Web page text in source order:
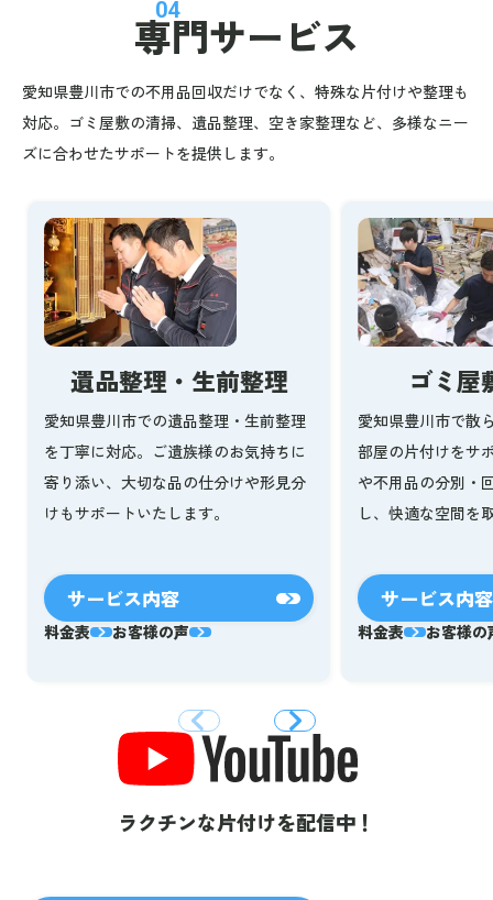
04
専門サービス
愛知県豊川市での不用品回収だけでなく、特殊な片付けや整理も
対応。ゴミ屋敷の清掃、遺品整理、空き家整理など、多様なニー
ズに合わせたサポートを提供します。
遺品整理・生前整理
愛知県豊川市での遺品整理・生前整理
を丁寧に対応。ご遺族様のお気持ちに
寄り添い、大切な品の仕分けや形見分
けもサポートいたします。
サービス内容
料金表 お客様の声
ゴミ屋
愛知県豊川市で散
部屋の片付けをサ
や不用品の分別・
し、快適な空間を
サービス内容
料金表 お客様の
ラクチンな片付けを配信中！